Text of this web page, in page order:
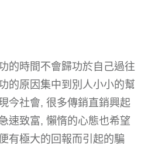
的時間不會歸功於自己過往
的原因集中到別人小小的幫
今社會, 很多傳銷直銷興起
速致富, 懶惰的心態也希望
有極大的回報而引起的騙